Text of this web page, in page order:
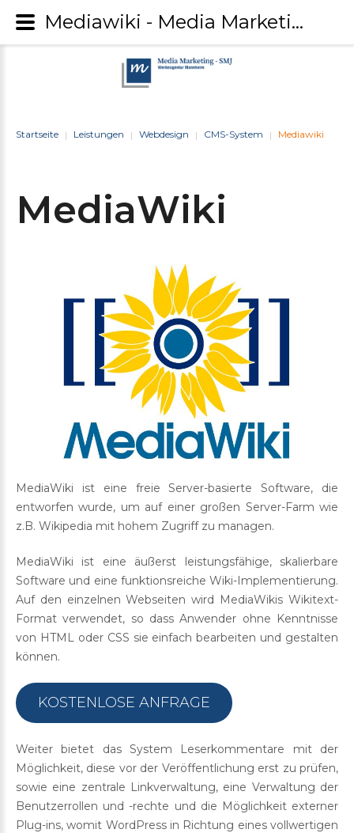
Startseite | Leistungen | Webdesign | CMS-System | Mediawiki
MediaWiki
MediaWiki ist eine freie Server-basierte Software, die
entworfen wurde, um auf einer großen Server-Farm wie
z.B. Wikipedia mit hohem Zugriff zu managen.
MediaWiki ist eine äußerst leistungsfähige, skalierbare
Software und eine funktionsreiche Wiki-Implementierung.
Auf den einzelnen Webseiten wird MediaWikis Wikitext-
Format verwendet, so dass Anwender ohne Kenntnisse
von HTML oder CSS sie einfach bearbeiten und gestalten
können.
KOSTENLOSE ANFRAGE
Weiter bietet das System Leserkommentare mit der
Möglichkeit, diese vor der Veröffentlichung erst zu prüfen,
sowie eine zentrale Linkverwaltung, eine Verwaltung der
Benutzerrollen und -rechte und die Möglichkeit externer
Plug-ins, womit WordPress in Richtung eines vollwertigen
Mediawiki - Media Marketing-SMJ